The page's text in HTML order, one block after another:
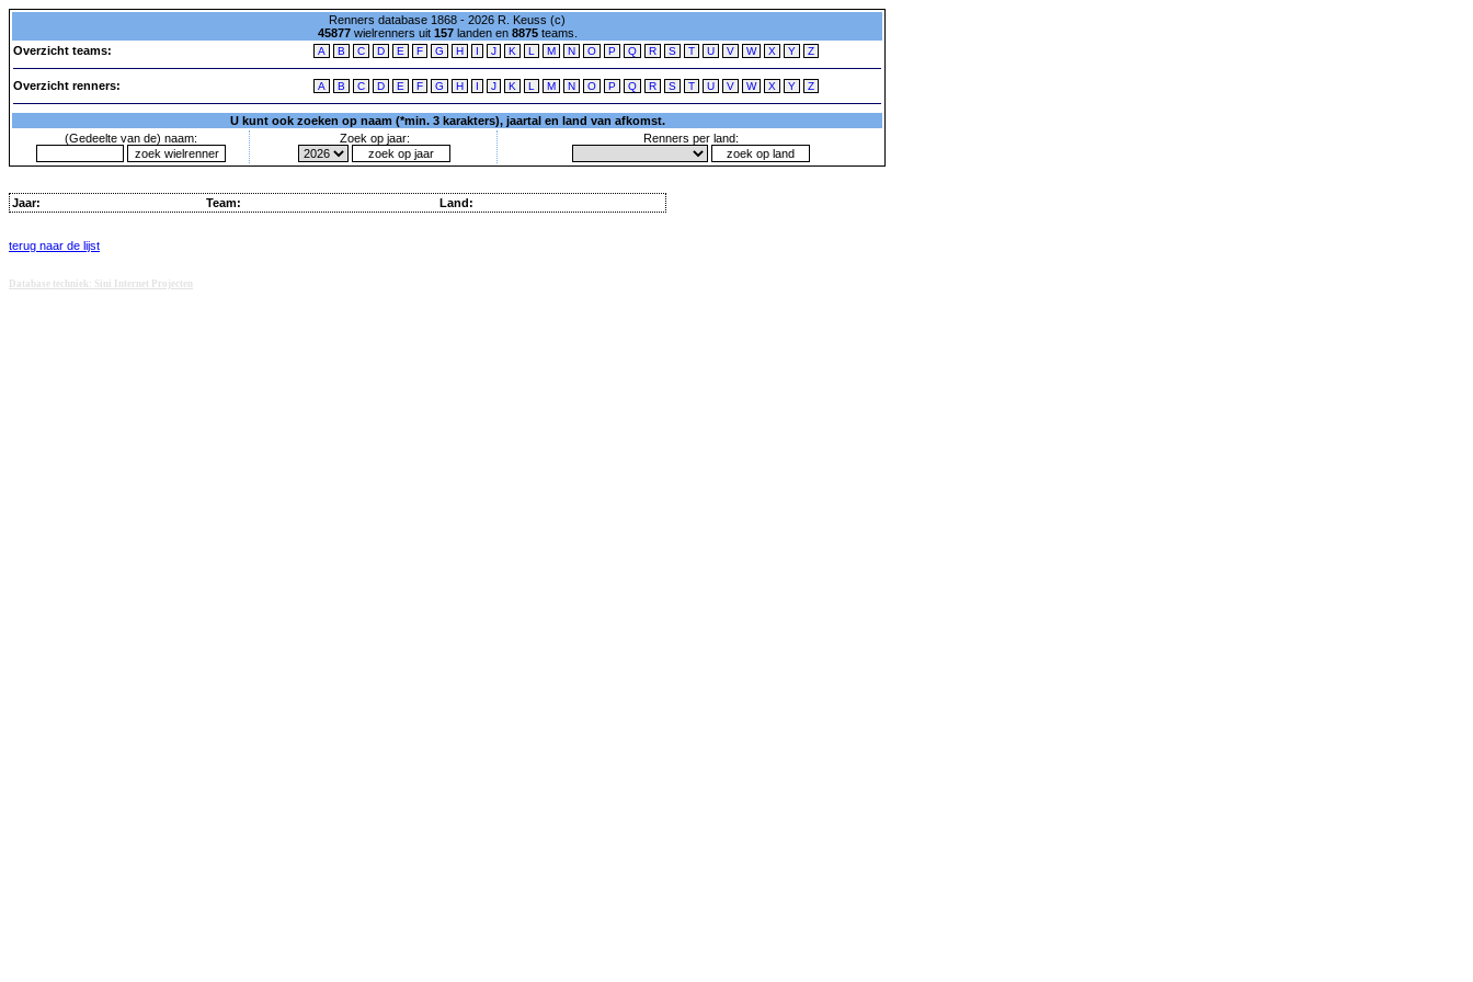
Renners database 1868 - 2026 R. Keuss (c)
45877wielrenners uit 157landen en 8875teams.
Overzicht teams:
A B C D E F G H I J K L M N O P Q R S T U V W X Y Z
Overzicht renners: A B C D E F G H I J K L M N O P Q R S T U V W X Y Z
U kunt ook zoeken op naam (*min. 3 karakters), jaartal en land van afkomst.
(Gedeelte van de) naam:
Zoek op jaar: Renners per land:
Jaar: Team: Land:
terug naar de lijst
Database techniek: Sini Internet Projecten